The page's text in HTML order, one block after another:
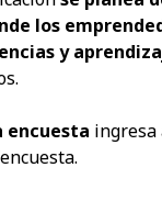
los
y
encuesta ingresa